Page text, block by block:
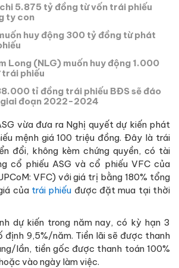
5.875 tỷ đồng từ vốn trái phiếu
ty con
huy động 300 tỷ đồng từ phát
Long (NLG) muốn huy động 1.000
phiếu
tỉ đồng trái phiếu BĐS sẽ đáo
đoạn 2022-2024
vừa đưa ra Nghị quyết dự kiến phát
mệnh giá 100 triệu đồng. Đây là trái
đổi, không kèm chứng quyền, có tài
cổ phiếu ASG và cổ phiếu VFC của
VFC) với giá trị bằng 180% tổng
của trái phiếu được đặt mua tại thời
dự kiến trong năm nay, có kỳ hạn 3
định 9,5%/năm. Tiền lãi sẽ được thanh
lần, tiền gốc được thanh toán 100%
vào ngày làm việc.